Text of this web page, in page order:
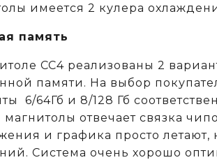
имеется 2 кулера
память
CC4 реализованы 2
памяти. На выбор
6/64Гб и 8/128 Гб
магнитолы отвечает связка
и графика просто летают,
Система очень хорошо